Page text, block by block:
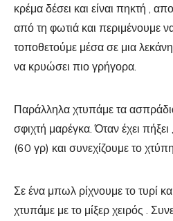
κρέμα δέσει και είναι πηκτή ,
από τη φωτιά και περιμένουμε
τοποθετούμε μέσα σε μια
να κρυώσει πιο γρήγορα.
Παράλληλα χτυπάμε τα
σφιχτή μαρέγκα. Όταν έχει
(60 γρ) και συνεχίζουμε το
Σε ένα μπωλ ρίχνουμε το τυρί
χτυπάμε με το μίξερ χειρός .